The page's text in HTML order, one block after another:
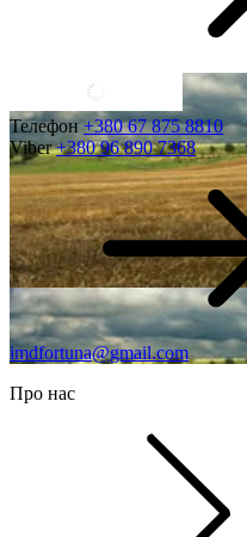
Телефон+380 67 875 8810
Viber+380 96 890 7368
imdfortuna@gmail.com
Про нас